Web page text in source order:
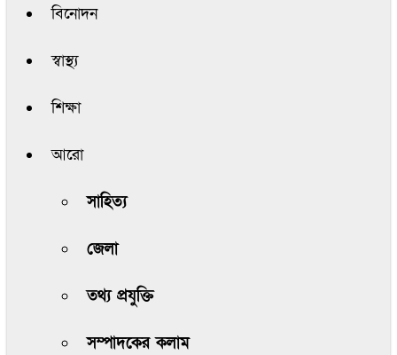
বিনোদন
স্বাস্থ্য
শিক্ষা
আরো
সাহিত্য
জেলা
তথ্য প্রযুক্তি
সম্পাদকের কলাম